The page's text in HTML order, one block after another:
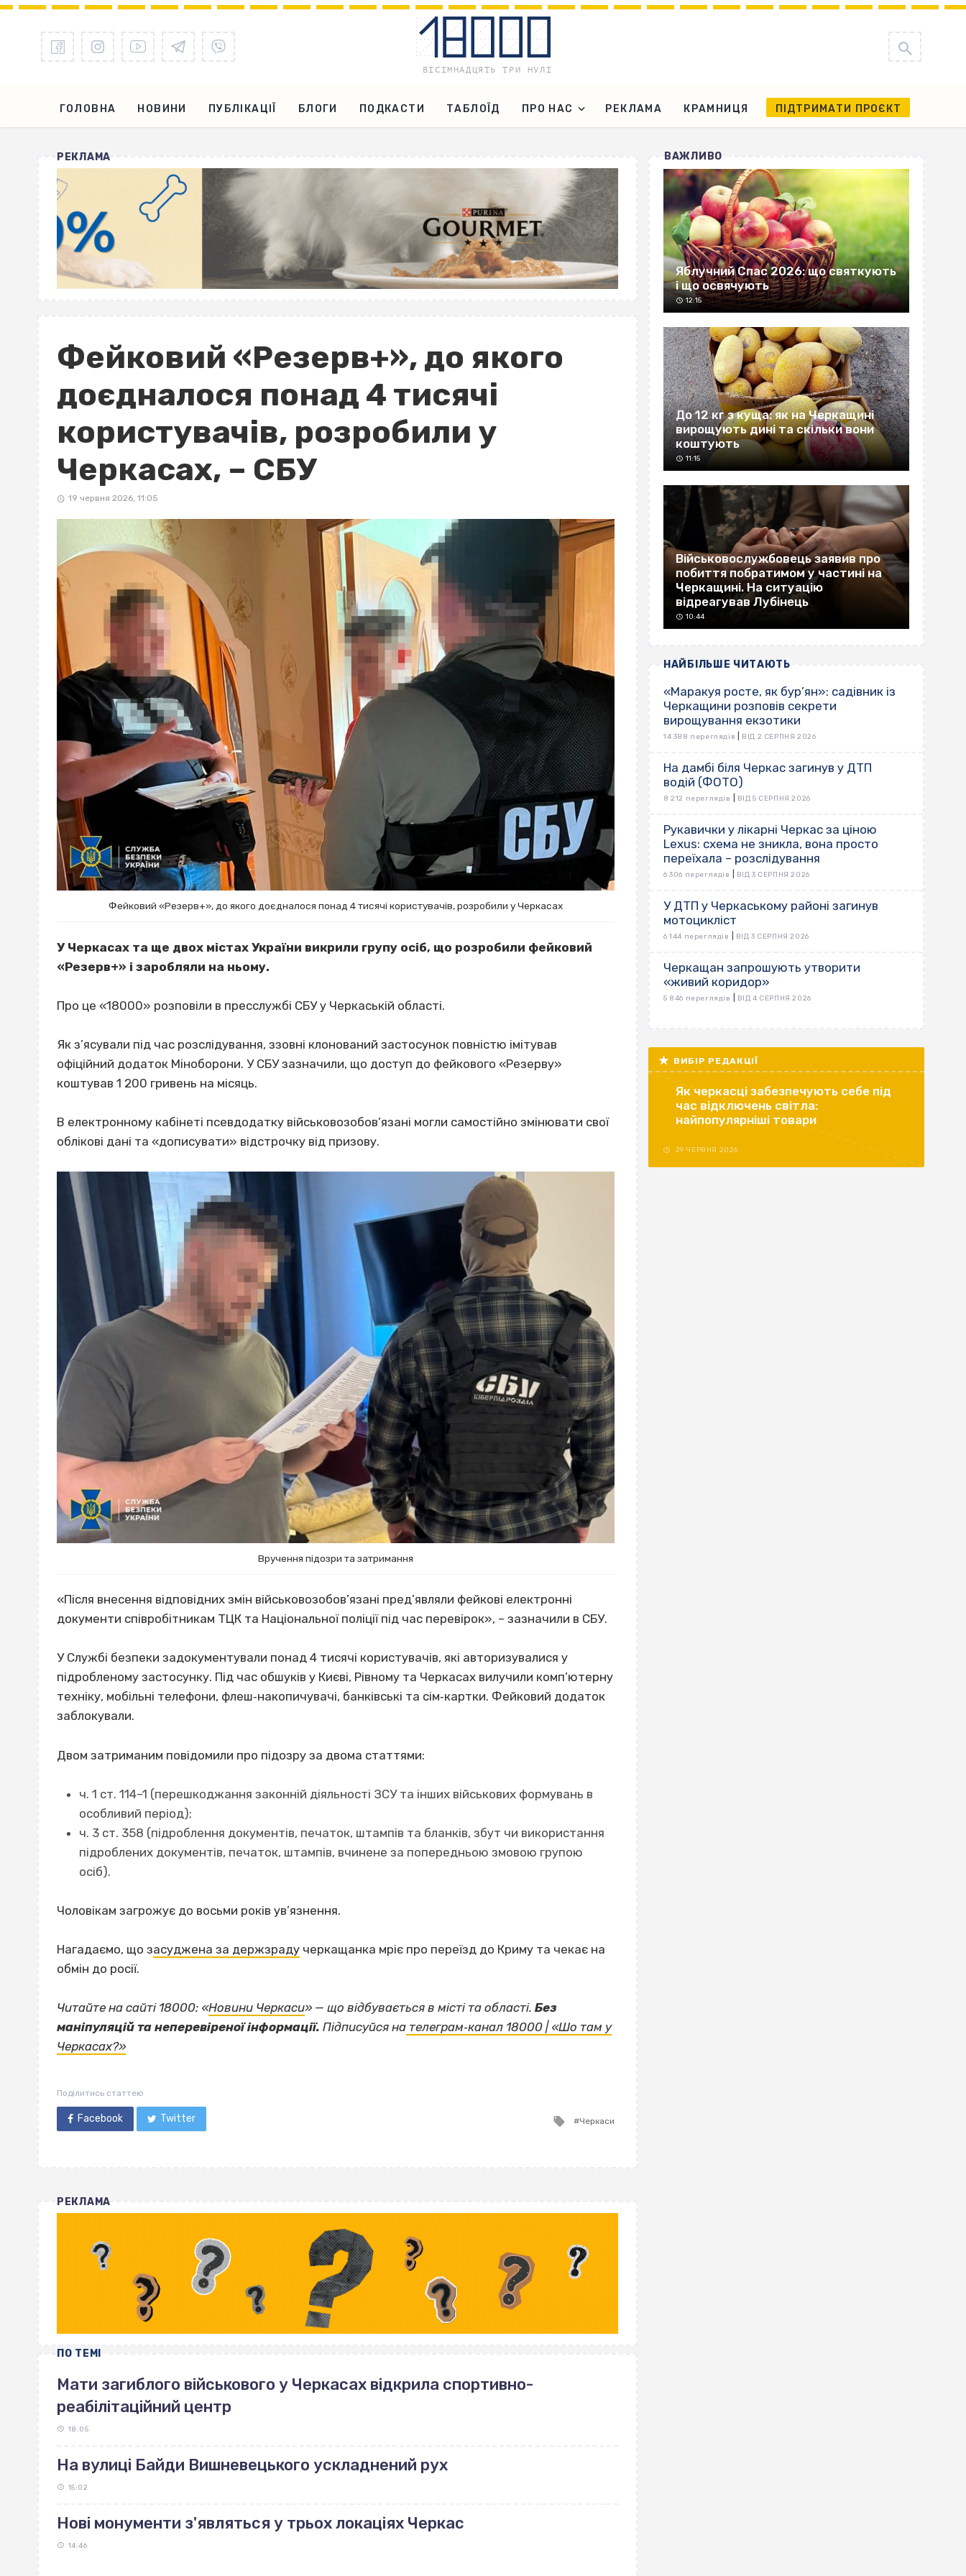
ГОЛОВНА НОВИНИ ПУБЛІКАЦІЇ БЛОГИ ПОДКАСТИ ТАБЛОЇД ПРО НАС РЕКЛАМА КРАМНИЦЯ ПІДТРИМАТИ ПРОЄКТ
РЕКЛАМА
Фейковий «Резерв+», до якого
доєдналося понад 4 тисячі
користувачів, розробили у
Черкасах, – СБУ
19 червня 2026, 11:05
Фейковий «Резерв+», до якого доєдналося понад 4 тисячі користувачів, розробили у Черкасах
У Черкасах та ще двох містах України викрили групу осіб, що розробили фейковий
«Резерв+» і заробляли на ньому.
Про це «18000» розповіли в пресслужбі СБУ у Черкаській області.
Як з’ясували під час розслідування, ззовні клонований застосунок повністю імітував
офіційний додаток Міноборони. У СБУ зазначили, що доступ до фейкового «Резерву»
коштував 1 200 гривень на місяць.
В електронному кабінеті псевдодатку військовозобов’язані могли самостійно змінювати свої
облікові дані та «дописувати» відстрочку від призову.
Вручення підозри та затримання
«Після внесення відповідних змін військовозобов’язані пред’являли фейкові електронні
документи співробітникам ТЦК та Національної поліції під час перевірок», – зазначили в СБУ.
У Службі безпеки задокументували понад 4 тисячі користувачів, які авторизувалися у
підробленому застосунку. Під час обшуків у Києві, Рівному та Черкасах вилучили комп’ютерну
техніку, мобільні телефони, флеш‐накопичувачі, банківські та сім‐картки. Фейковий додаток
заблокували.
Двом затриманим повідомили про підозру за двома статтями:
ч. 1 ст. 114–1 (перешкоджання законній діяльності ЗСУ та інших військових формувань в
особливий період);
ч. 3 ст. 358 (підроблення документів, печаток, штампів та бланків, збут чи використання
підроблених документів, печаток, штампів, вчинене за попередньою змовою групою
осіб).
Чоловікам загрожує до восьми років ув’язнення.
Нагадаємо, що засуджена за держзраду черкащанка мріє про переїзд до Криму та чекає на
обмін до росії.
Читайте на сайті 18000: «Новини Черкаси» — що відбувається в місті та області. Без
маніпуляцій та неперевіреної інформації. Підписуйся на телеграм‐канал 18000 | «Шо там у
Черкасах?»
Поділитись статтею
Facebook Twitter
Tagged
Черкаси
РЕКЛАМА
ПО ТЕМІ
Мати загиблого військового у Черкасах відкрила спортивно-
реабілітаційний центр
18:05
На вулиці Байди Вишневецького ускладнений рух
15:02
Нові монументи з'являться у трьох локаціях Черкас
14:46
ВАЖЛИВО
Яблучний Спас 2026: що святкують
і що освячують
12:15
До 12 кг з куща: як на Черкащині
вирощують дині та скільки вони
коштують
11:15
Військовослужбовець заявив про
побиття побратимом у частині на
Черкащині. На ситуацію
відреагував Лубінець
10:44
НАЙБІЛЬШЕ ЧИТАЮТЬ
«Маракуя росте, як бур’ян»: садівник із
Черкащини розповів секрети
вирощування екзотики
14 388 переглядів ВІД 2 СЕРПНЯ 2026
На дамбі біля Черкас загинув у ДТП
водій (ФОТО)
8 212 переглядів ВІД 5 СЕРПНЯ 2026
Рукавички у лікарні Черкас за ціною
Lexus: схема не зникла, вона просто
переїхала – розслідування
6 306 переглядів ВІД 3 СЕРПНЯ 2026
У ДТП у Черкаському районі загинув
мотоцикліст
6 144 переглядів ВІД 3 СЕРПНЯ 2026
Черкащан запрошують утворити
«живий коридор»
5 846 переглядів ВІД 4 СЕРПНЯ 2026
ВИБІР РЕДАКЦІЇ
Як черкасці забезпечують себе під
час відключень світла:
найпопулярніші товари
29 ЧЕРВНЯ 2026